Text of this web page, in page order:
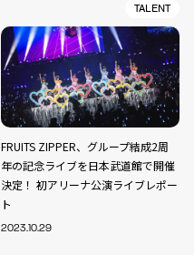
TALENT
FRUITS ZIPPER、グループ結成2周
年の記念ライブを日本武道館で開催
決定！ 初アリーナ公演ライブレポー
ト
2023.10.29